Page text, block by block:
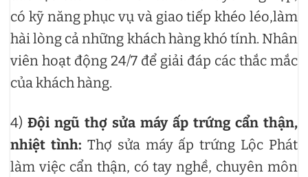
có kỹ năng phục vụ và giao tiếp khéo léo,làm
hài lòng cả những khách hàng khó tính. Nhân
viên hoạt động 24/7 để giải đáp các thắc mắc
của khách hàng.
4) Đội ngũ thợ sửa máy ấp trứng cẩn thận,
nhiệt tình: Thợ sửa máy ấp trứng Lộc Phát
làm việc cẩn thận, có tay nghề, chuyên môn